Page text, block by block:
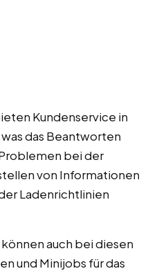
Kundenservice in
das Beantworten
bei der
von Informationen
Ladenrichtlinien
können auch bei diesen
und Minijobs für das